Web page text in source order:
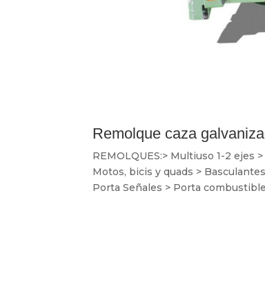
Remolque caza
REMOLQUES:> Multiuso 1-2 ejes
Motos, bicis y quads >
Porta Señales > Porta